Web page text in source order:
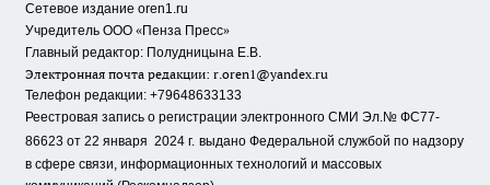
Сетевое издание oren1.ru
Учредитель ООО «Пенза Пресс»
Главный редактор: Полудницына Е.В.
Электронная почта редакции: r.oren1@yandex.ru
Телефон редакции: +79648633133
Реестровая запись о регистрации электронного СМИ Эл.№ ФС77-
86623 от 22 января 2024 г. выдано Федеральной службой по надзору
в сфере связи, информационных технологий и массовых